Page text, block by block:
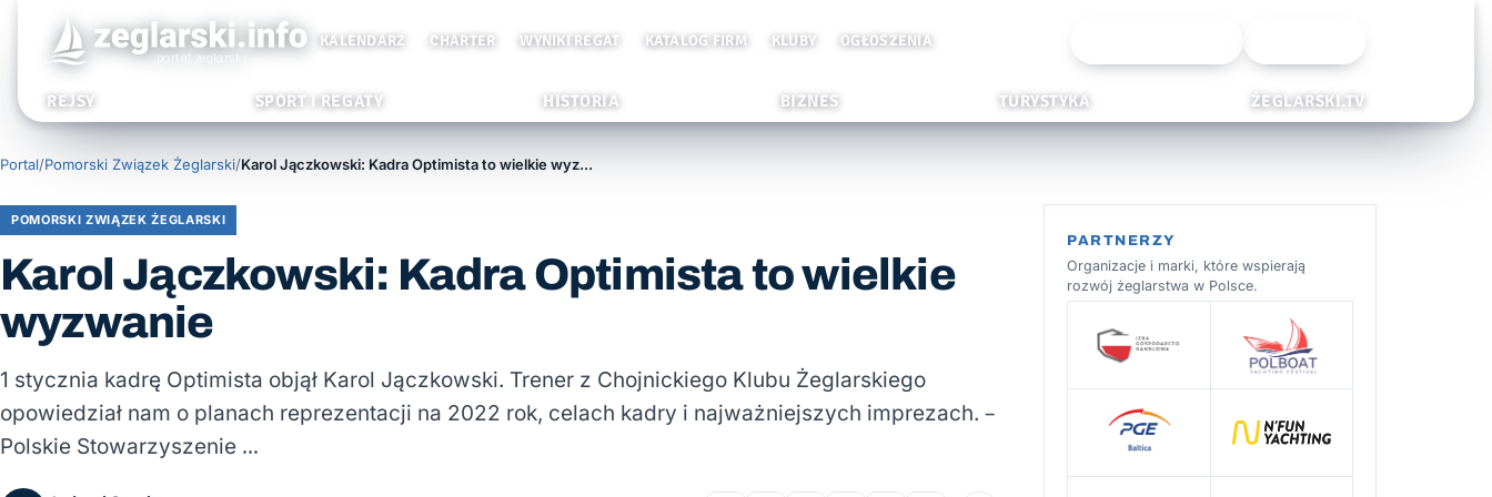
KALENDARZ CHARTER WYNIKI REGAT KATALOG FIRM KLUBY OGŁOSZENIA
REJSY SPORT I REGATY HISTORIA BIZNES TURYSTYKA ŻEGLARSKI.TV
Portal/Pomorski Związek Żeglarski/ Karol Jączkowski: Kadra Optimista to wielkie wyzwanie
POMORSKI ZWIĄZEK ŻEGLARSKI
Karol Jączkowski: Kadra Optimista to wielkie
wyzwanie
1 stycznia kadrę Optimista objął Karol Jączkowski. Trener z Chojnickiego Klubu Żeglarskiego
opowiedział nam o planach reprezentacji na 2022 rok, celach kadry i najważniejszych imprezach. –
Polskie Stowarzyszenie …
PARTNERZY
Organizacje i marki, które wspierają
rozwój żeglarstwa w Polsce.